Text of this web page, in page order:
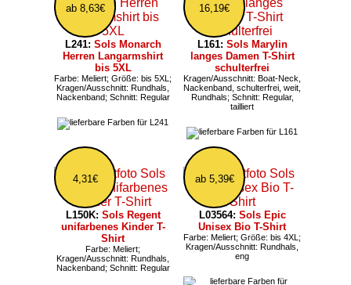
ab 8,63€
L241: Sols Monarch
Herren Langarmshirt
bis 5XL
Farbe: Meliert; Größe: bis 5XL;
Kragen/Ausschnitt: Rundhals,
Nackenband; Schnitt: Regular
16,19€
L161: Sols Marylin
langes Damen T-Shirt
schulterfrei
Kragen/Ausschnitt: Boat-Neck,
Nackenband, schulterfrei, weit,
Rundhals; Schnitt: Regular,
tailliert
4,31€
L150K: Sols Regent
unifarbenes Kinder T-
Shirt
Farbe: Meliert;
Kragen/Ausschnitt: Rundhals,
Nackenband; Schnitt: Regular
ab 5,39€
L03564: Sols Epic
Unisex Bio T-Shirt
Farbe: Meliert; Größe: bis 4XL;
Kragen/Ausschnitt: Rundhals,
eng